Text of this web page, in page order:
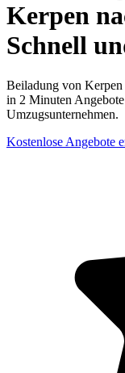
Kerpen
Schnell
Beiladung von
in 2 Minuten
Umzugsunternehmen.
Kostenlose Angebote